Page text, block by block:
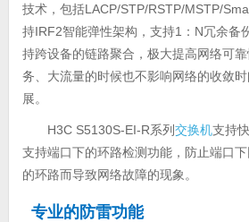
技术，包括LACP/STP/RSTP/MSTP/
持IRF2智能弹性架构，支持1：N冗余备
持跨设备的链路聚合，极大提高网络可
务、大流量的时候也不影响网络的收敛
展。
H3C S5130S-EI-R系列交换机支持
支持端口下的环路检测功能，防止端口
的环路而导致网络故障的现象。
专业的防雷功能